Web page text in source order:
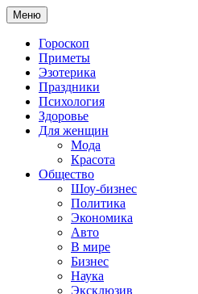
Меню
Гороскоп
Приметы
Эзотерика
Праздники
Психология
Здоровье
Для женщин
Мода
Красота
Общество
Шоу-бизнес
Политика
Экономика
Авто
В мире
Бизнес
Наука
Эксклюзив